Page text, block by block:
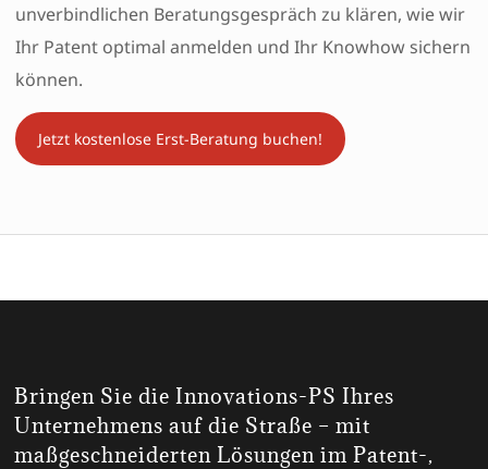
unverbindlichen Beratungsgespräch zu klären, wie wir
Ihr Patent optimal anmelden und Ihr Knowhow sichern
können.
Jetzt kostenlose Erst-Beratung buchen!
Bringen Sie die Innovations-PS Ihres
Unternehmens auf die Straße – mit
maßgeschneiderten Lösungen im Patent-,